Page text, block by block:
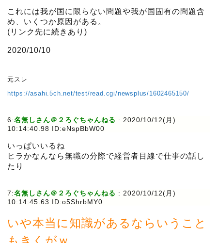
これには我が国に限らない問題や我が国固有の問題含
め、いくつか原因がある。
(リンク先に続きあり)
2020/10/10
元スレ
https://asahi.5ch.net/test/read.cgi/newsplus/1602465150/
6:名無しさん＠２ろぐちゃんねる : 2020/10/12(月)
10:14:40.98 ID:eNspBbW00
いっぱいいるね
ヒラかなんなら無職の分際で経営者目線で仕事の話し
たり
7:名無しさん＠２ろぐちゃんねる : 2020/10/12(月)
10:14:45.63 ID:o5ShrbMY0
いや本当に知識があるならいうこと